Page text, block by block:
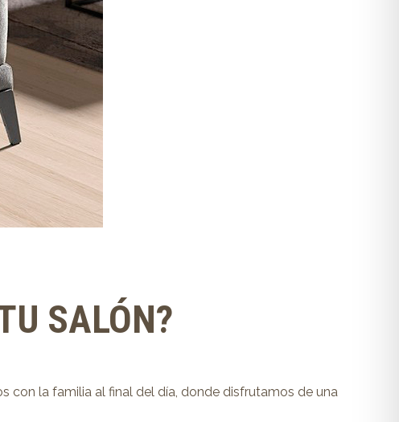
SALÓN?
con la familia al final del día, donde disfrutamos de una